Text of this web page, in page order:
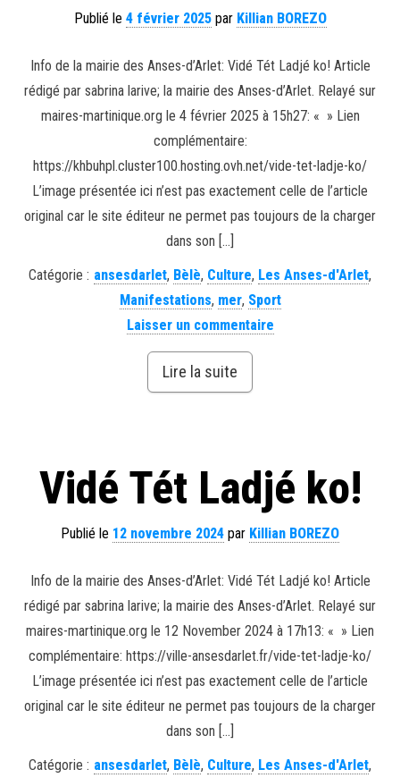
Publié le 4 février 2025par Killian BOREZO
Info de la mairie des Anses-d’Arlet: Vidé Tét Ladjé ko! Article
rédigé par sabrina larive; la mairie des Anses-d’Arlet. Relayé sur
maires-martinique.org le 4 février 2025 à 15h27: « » Lien
complémentaire:
https://khbuhpl.cluster100.hosting.ovh.net/vide-tet-ladje-ko/
L’image présentée ici n’est pas exactement celle de l’article
original car le site éditeur ne permet pas toujours de la charger
dans son […]
Catégorie : ansesdarlet, Bèlè, Culture, Les Anses-d'Arlet,
Manifestations, mer, Sport
Laisser un commentaire
Lire la suite
Vidé Tét Ladjé ko!
Publié le 12 novembre 2024 par Killian BOREZO
Info de la mairie des Anses-d’Arlet: Vidé Tét Ladjé ko! Article
rédigé par sabrina larive; la mairie des Anses-d’Arlet. Relayé sur
maires-martinique.org le 12 November 2024 à 17h13: « » Lien
complémentaire: https://ville-ansesdarlet.fr/vide-tet-ladje-ko/
L’image présentée ici n’est pas exactement celle de l’article
original car le site éditeur ne permet pas toujours de la charger
dans son […]
Catégorie : ansesdarlet, Bèlè, Culture, Les Anses-d'Arlet,